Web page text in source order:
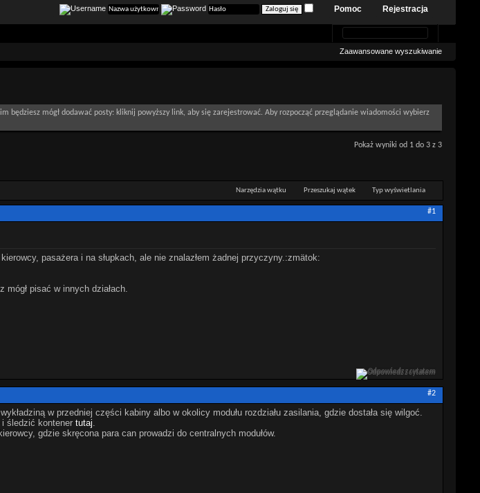
Rejestracja
Pomoc
Zaawansowane wyszukiwanie
będziesz mógł dodawać posty: kliknij powyższy link, aby się zarejestrować. Aby rozpocząć przeglądanie wiadomości wybierz
Pokaż wyniki od 1 do 3 z 3
Narzędzia wątku Przeszukaj wątek Typ wyświetlania
#1
pasażera i na słupkach, ale nie znalazłem żadnej przyczyny.:zmätok:
pisać w innych działach.
Odpowiedz z cytatem
#2
w przedniej części kabiny albo w okolicy modułu rozdziału zasilania, gdzie dostała się wilgoć.
śledzić kontener tutaj.
gdzie skręcona para can prowadzi do centralnych modułów.